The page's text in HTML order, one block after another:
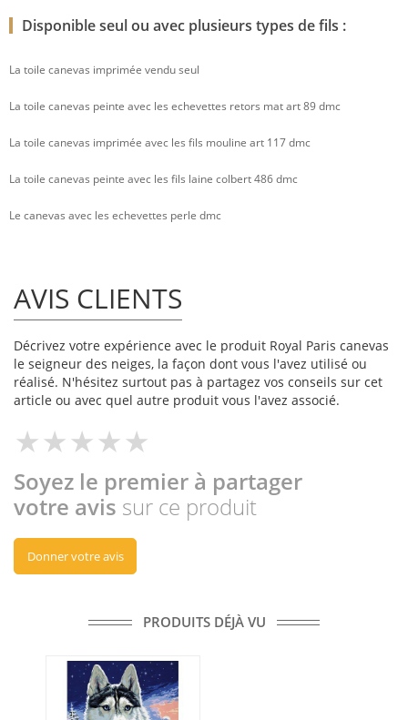
Disponible seul ou avec plusieurs types de fils :
La toile canevas imprimée vendu seul
La toile canevas peinte avec les echevettes retors mat art 89 dmc
La toile canevas imprimée avec les fils mouline art 117 dmc
La toile canevas peinte avec les fils laine colbert 486 dmc
Le canevas avec les echevettes perle dmc
AVIS CLIENTS
Décrivez votre expérience avec le produit Royal Paris canevas
le seigneur des neiges, la façon dont vous l'avez utilisé ou
réalisé. N'hésitez surtout pas à partagez vos conseils sur cet
article ou avec quel autre produit vous l'avez associé.
Soyez le premier à partager
votre avis sur ce produit
Donner votre avis
PRODUITS DÉJÀ VU